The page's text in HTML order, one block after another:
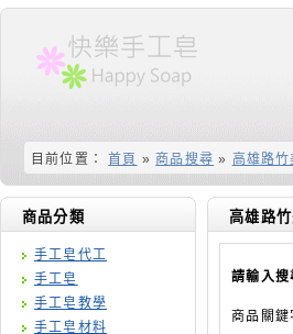
目前位置： 首頁 » 商品搜尋 » 高雄路
商品分類
手工皂代工
手工皂
手工皂教學
手工皂材料
高雄路
請輸入搜
商品關鍵